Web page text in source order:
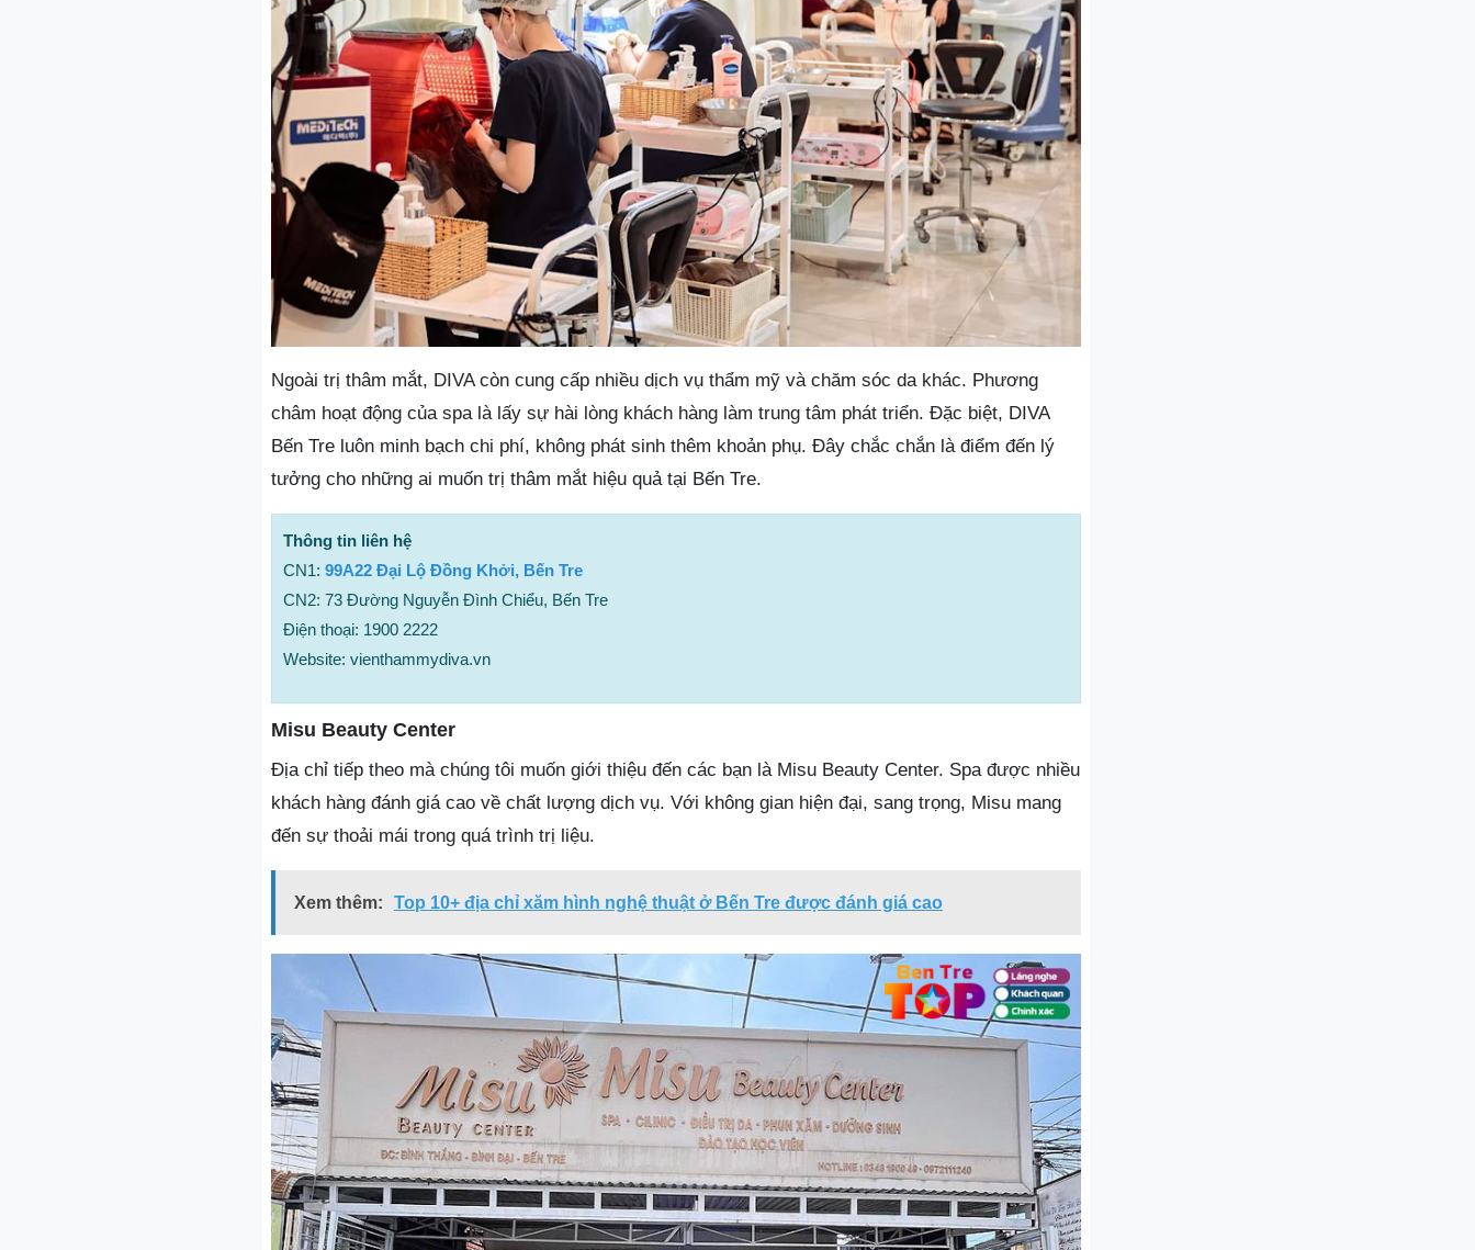
Ngoài trị thâm mắt, DIVA còn cung cấp nhiều dịch vụ thẩm mỹ và chăm sóc da khác. Phương
châm hoạt động của spa là lấy sự hài lòng khách hàng làm trung tâm phát triển. Đặc biệt, DIVA
Bến Tre luôn minh bạch chi phí, không phát sinh thêm khoản phụ. Đây chắc chắn là điểm đến lý
tưởng cho những ai muốn trị thâm mắt hiệu quả tại Bến Tre.
Thông tin liên hệ
CN1: 99A22 Đại Lộ Đồng Khởi, Bến Tre
CN2: 73 Đường Nguyễn Đình Chiểu, Bến Tre
Điện thoại: 1900 2222
Website: vienthammydiva.vn
Misu Beauty Center
Địa chỉ tiếp theo mà chúng tôi muốn giới thiệu đến các bạn là Misu Beauty Center. Spa được nhiều
khách hàng đánh giá cao về chất lượng dịch vụ. Với không gian hiện đại, sang trọng, Misu mang
đến sự thoải mái trong quá trình trị liệu.
Xem thêm: Top 10+ địa chỉ xăm hình nghệ thuật ở Bến Tre được đánh giá cao